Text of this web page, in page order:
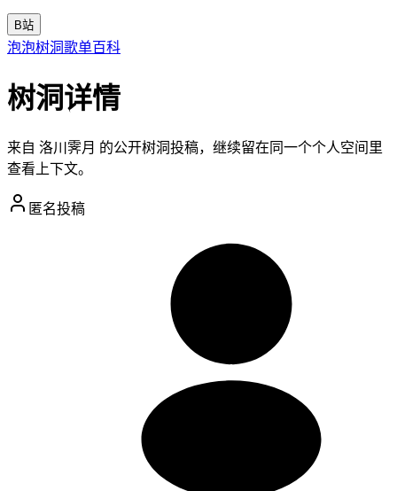
B站
泡泡树洞歌单百科
树洞详情
来自 洛川霁月 的公开树洞投稿，继续留在同一个个人空间里
查看上下文。
匿名投稿